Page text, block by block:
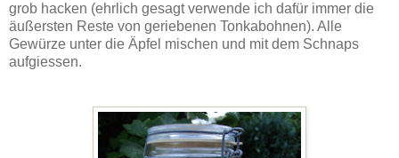
grob hacken (ehrlich gesagt verwende ich dafür immer die
äußersten Reste von geriebenen Tonkabohnen). Alle
Gewürze unter die Äpfel mischen und mit dem Schnaps
aufgiessen.